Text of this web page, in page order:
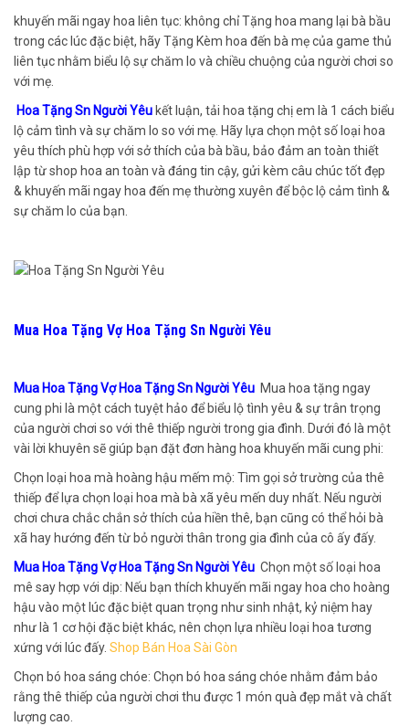
khuyến mãi ngay hoa liên tục: không chỉ Tặng hoa mang lại bà bầu
trong các lúc đặc biệt, hãy Tặng Kèm hoa đến bà mẹ của game thủ
liên tục nhằm biểu lộ sự chăm lo và chiều chuộng của người chơi so
với mẹ.
Hoa Tặng Sn Người Yêu kết luận, tải hoa tặng chị em là 1 cách biểu
lộ cảm tình và sự chăm lo so với mẹ. Hãy lựa chọn một số loại hoa
yêu thích phù hợp với sở thích của bà bầu, bảo đảm an toàn thiết
lập từ shop hoa an toàn và đáng tin cậy, gửi kèm câu chúc tốt đẹp
& khuyến mãi ngay hoa đến mẹ thường xuyên để bộc lộ cảm tình &
sự chăm lo của bạn.
Mua Hoa Tặng Vợ Hoa Tặng Sn Người Yêu
Mua Hoa Tặng Vợ Hoa Tặng Sn Người Yêu Mua hoa tặng ngay
cung phi là một cách tuyệt hảo để biểu lộ tình yêu & sự trân trọng
của người chơi so với thê thiếp người trong gia đình. Dưới đó là một
vài lời khuyên sẽ giúp bạn đặt đơn hàng hoa khuyến mãi cung phi:
Chọn loại hoa mà hoàng hậu mếm mộ: Tìm gọi sở trường của thê
thiếp để lựa chọn loại hoa mà bà xã yêu mến duy nhất. Nếu người
chơi chưa chắc chắn sở thích của hiền thê, bạn cũng có thể hỏi bà
xã hay hướng đến từ bỏ người thân trong gia đình của cô ấy đấy.
Mua Hoa Tặng Vợ Hoa Tặng Sn Người Yêu Chọn một số loại hoa
mê say hợp với dịp: Nếu bạn thích khuyến mãi ngay hoa cho hoàng
hậu vào một lúc đặc biệt quan trọng như sinh nhật, kỷ niệm hay
như là 1 cơ hội đặc biệt khác, nên chọn lựa nhiều loại hoa tương
xứng với lúc đấy. Shop Bán Hoa Sài Gòn
Chọn bó hoa sáng chóe: Chọn bó hoa sáng chóe nhằm đảm bảo
rằng thê thiếp của người chơi thu được 1 món quà đẹp mắt và chất
lượng cao.